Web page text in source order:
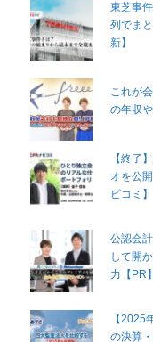
東芝事
列でま
新】
これが
の年収
【終了
オを公
ビコミ】
公認会
して開
力【PR】
【2025
の決算